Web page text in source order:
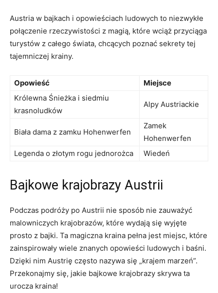
Austria w bajkach i opowieściach ludowych to niezwykłe
połączenie rzeczywistości z magią, które wciąż przyciąga
turystów z całego świata, chcących⁢ poznać sekrety tej
tajemniczej krainy.
Opowieść
Miejsce
Królewna⁢ Śnieżka i siedmiu
krasnoludków
Alpy Austriackie
Biała dama ⁤z zamku Hohenwerfen
Zamek
Hohenwerfen
Legenda o złotym rogu jednorożca
Wiedeń
Bajkowe krajobrazy Austrii
Podczas podróży po Austrii‍ nie sposób nie zauważyć
‌malowniczych krajobrazów,⁣ które wydają się wyjęte
prosto ⁢z bajki. Ta magiczna⁤ kraina ⁣pełna jest miejsc, które
zainspirowały wiele znanych opowieści ludowych i baśni.
Dzięki nim Austrię często nazywa się „krajem marzeń”.
Przekonajmy się, jakie bajkowe krajobrazy skrywa ta
urocza kraina!